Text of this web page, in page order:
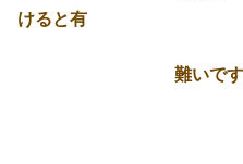
けると有
難いです